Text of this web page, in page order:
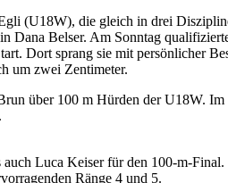
(U18W), die gleich in drei
Dana Belser. Am Sonntag
Dort sprang sie mit persönlicher
um zwei Zentimeter.
über 100 m Hürden der U18W.
Luca Keiser für den 100-m-Final.
Ränge 4 und 5.